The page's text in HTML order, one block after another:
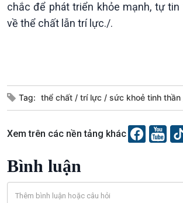
Diễn đàn
chắc để phát triển khỏe mạnh, tự tin
về thể chất lẫn trí lực./.
Tag: thể chất trí lực sức khoẻ tinh thần
Xem trên các nền tảng khác
Bình luận